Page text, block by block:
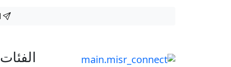
الفئات